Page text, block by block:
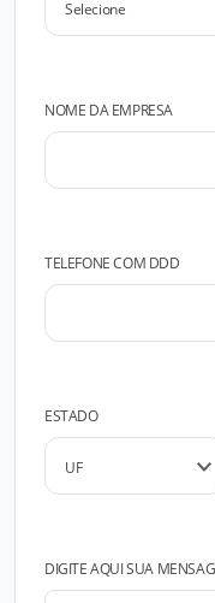
NOME DA EMPRESA
TELEFONE COM DDD
ESTADO
DIGITE AQUI SUA